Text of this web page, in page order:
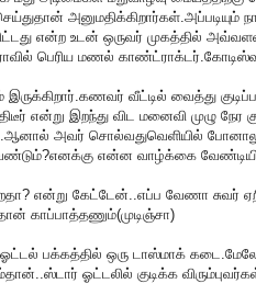
அனுமதிக்கிறார்கள்.அப்படியும்
என்ற உடன் ஒருவர் முகத்தில் அவ்வளவு
பெரிய மணல்
வீட்டில் வைத்து
என்று இறந்து விட மனைவி முழு நேர
அவர் சொல்வதுவெளியில்
என்ன வாழ்க்கை
என்று கேட்டேன்..எப்ப வேணா சுவர்
காப்பாத்தணும்(முடிஞ்சா)
பக்கத்தில் ஒரு டாஸ்மாக் கடை.மேலே
ஓட்டலில் குடிக்க